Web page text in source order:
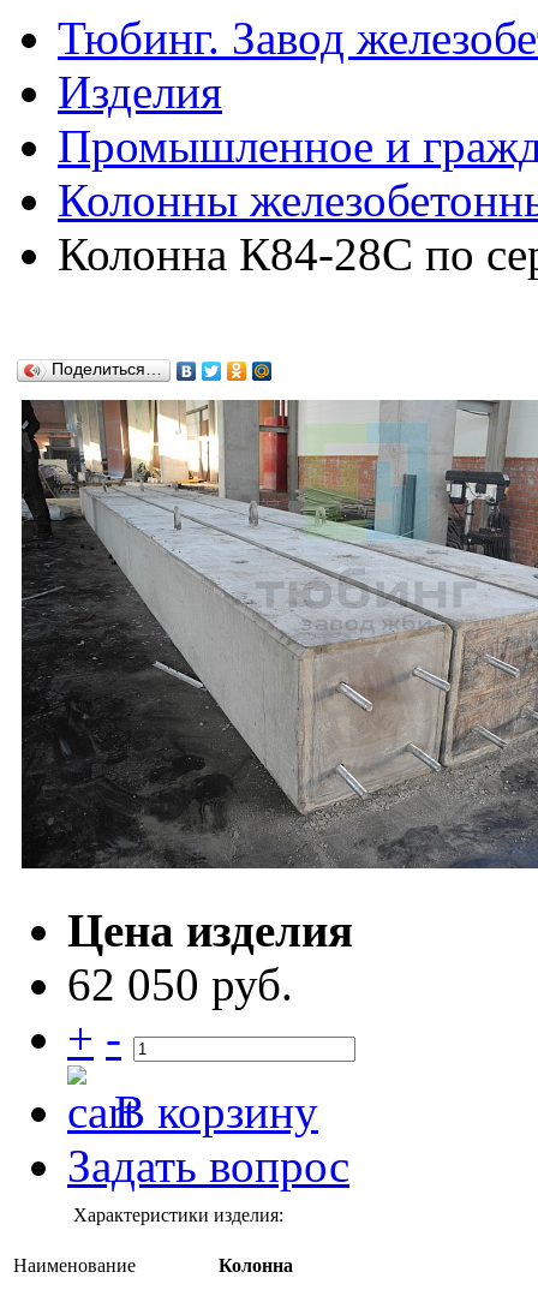
Тюбинг. Завод
Изделия
Промышленное и
Колонны
Колонна К84-28C по
Поделиться…
Цена изделия
62 050 руб.
+ -
В корзину
Задать вопрос
Характеристики изделия:
Наименование Колонна